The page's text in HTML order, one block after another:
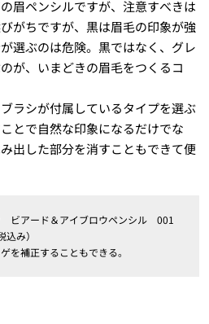
眉ペンシルですが、注意すべきは
がちですが、黒は眉毛の印象が強
選ぶのは危険。黒ではなく、グレ
が、いまどきの眉毛をつくるコ
ラシが付属しているタイプを選ぶ
とで自然な印象になるだけでな
出した部分を消すこともできて便
ビアード＆アイブロウペンシル 001
み）
を補正することもできる。